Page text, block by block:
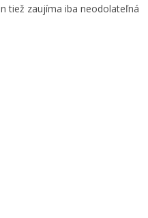
tiež zaujíma iba neodolateľná